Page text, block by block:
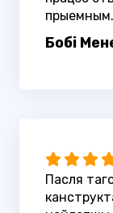
прыемным.
Бобі
Пасля